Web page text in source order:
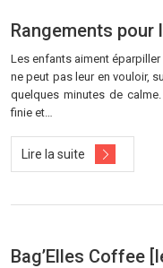
Rangements
Les enfants aiment
ne peut pas leur en vouloir,
quelques minutes de
finie et…
Lire la suite
Bag’Elles Coffee